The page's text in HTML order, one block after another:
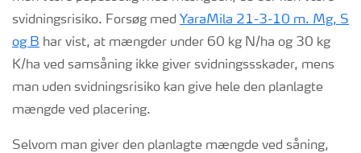
svidningsrisiko. Forsøg med YaraMila 21-3-10 m. Mg, S
og B har vist, at mængder under 60 kg N/ha og 30 kg
K/ha ved samsåning ikke giver svidningssskader, mens
man uden svidningsrisiko kan give hele den planlagte
mængde ved placering.
Selvom man giver den planlagte mængde ved såning,